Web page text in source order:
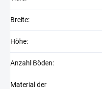
Breite:
Höhe:
Anzahl Böden:
Material der